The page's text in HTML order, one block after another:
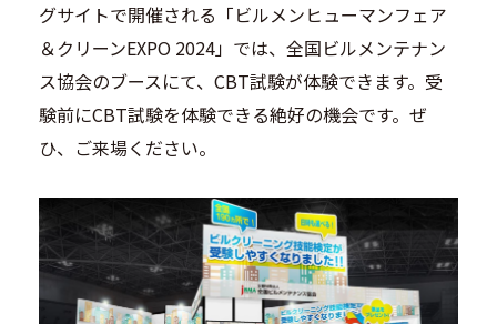
グサイトで開催される「ビルメンヒューマンフェア
＆クリーンEXPO 2024」では、全国ビルメンテナン
ス協会のブースにて、CBT試験が体験できます。受
験前にCBT試験を体験できる絶好の機会です。ぜ
ひ、ご来場ください。